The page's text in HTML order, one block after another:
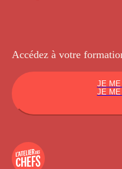
Accédez à votre
JE ME
JE ME